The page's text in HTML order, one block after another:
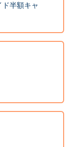
半額キャ